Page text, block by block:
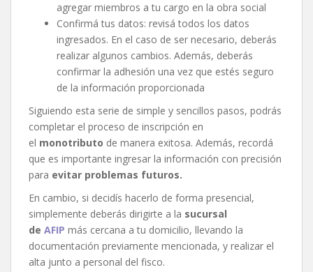
agregar miembros a tu cargo en la obra social
Confirmá tus datos: revisá todos los datos
ingresados. En el caso de ser necesario, deberás
realizar algunos cambios. Además, deberás
confirmar la adhesión una vez que estés seguro
de la información proporcionada
Siguiendo esta serie de simple y sencillos pasos, podrás
completar el proceso de inscripción en
el monotributo de manera exitosa. Además, recordá
que es importante ingresar la información con precisión
para evitar problemas futuros.
En cambio, si decidís hacerlo de forma presencial,
simplemente deberás dirigirte a la sucursal
de AFIP más cercana a tu domicilio, llevando la
documentación previamente mencionada, y realizar el
alta junto a personal del fisco.